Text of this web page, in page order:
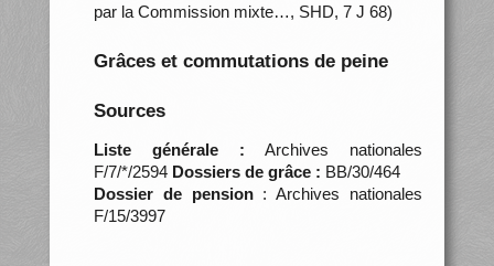
par la Commission mixte…, SHD, 7 J 68)
Grâces et commutations de peine
Sources
Liste générale : Archives nationales
F/7/*/2594 Dossiers de grâce : BB/30/464
Dossier de pension: Archives nationales
F/15/3997